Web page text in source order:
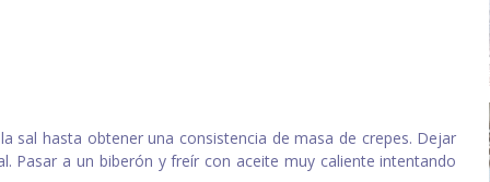
sal hasta obtener una consistencia de masa de crepes. Dejar
Pasar a un biberón y freír con aceite muy caliente intentando